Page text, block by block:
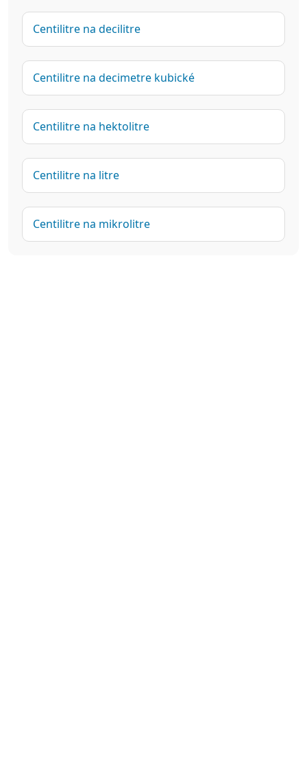
Centilitre na decilitre
Centilitre na decimetre kubické
Centilitre na hektolitre
Centilitre na litre
Centilitre na mikrolitre